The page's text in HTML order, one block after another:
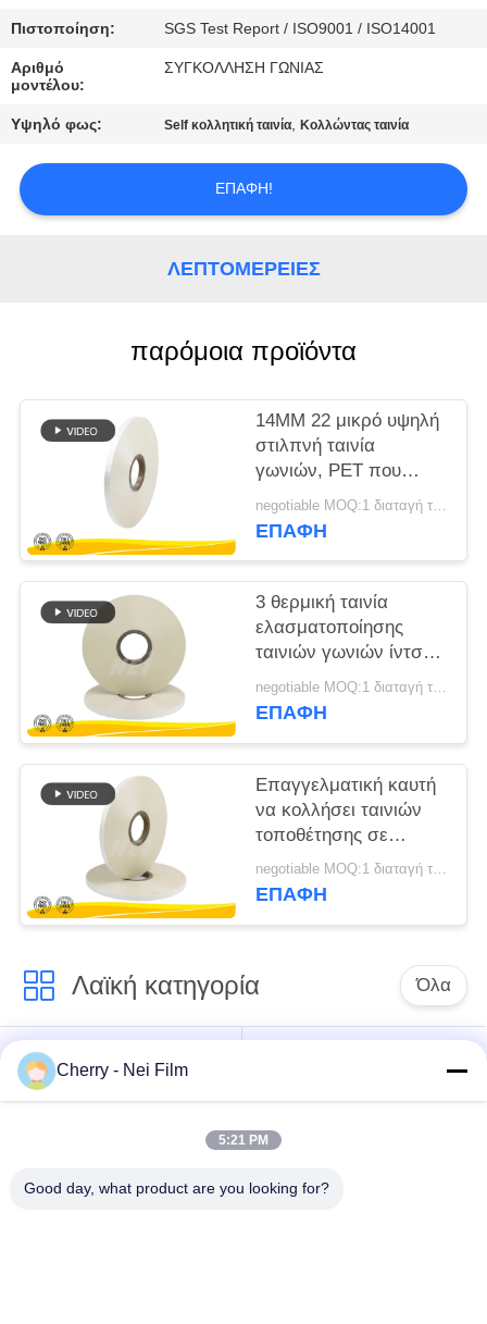
ΜΑΣ
ΕΛΆΤΕ
ΣΕ
ΜΕ
ΖΗΤΉΣΤΕ
SITEMAP
PRIVACY
POLICY
Πιστοποίηση: SGS Test Report / ISO9001 / ISO14001
Αριθμό
μοντέλου:
ΣΥΓΚΟΛΛΗΣΗ ΓΩΝΙΑΣ
Υψηλό φως: Self κολλητική ταινία,Κολλώντας ταινία
ΕΠΑΦΉ!
ΛΕΠΤΟΜΈΡΕΙΕΣ
παρόμοια προϊόντα
14MM 22 μικρό υψηλή
στιλπνή ταινία
γωνιών, PET που
κολλά την ταινία για τη
σελίδα σημειώσεων
negotiable MOQ:1 διαταγή τόνου/ίχνος διαπραγματεύσιμη
ΕΠΑΦΉ
3 θερμική ταινία
ελασματοποίησης
ταινιών γωνιών ίντσας
22 μικρό 65 μικρό 75
μικρό
negotiable MOQ:1 διαταγή τόνου/ίχνος διαπραγματεύσιμη
ΕΠΑΦΉ
Επαγγελματική καυτή
να κολλήσει ταινιών
τοποθέτησης σε
στρώματα SGS
ISO14001 ταινιών
negotiable MOQ:1 διαταγή τόνου/ίχνος διαπραγματεύσιμη
ΕΠΑΦΉ
Λαϊκή κατηγορία Όλα
bopp θερμική ταινία
ελασματοποίησης
μεταλλινών
Ψηφιακή ταινία
στρώματα
Cherry - Nei Film
5:21 PM
Good day, what product are you looking for?